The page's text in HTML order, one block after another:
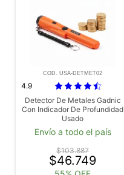
COD. USA-DETMET02
4.9
Detector De Metales Gadnic
Con Indicador De Profundidad
Usado
Envío a todo el país
$103.887
$46.749